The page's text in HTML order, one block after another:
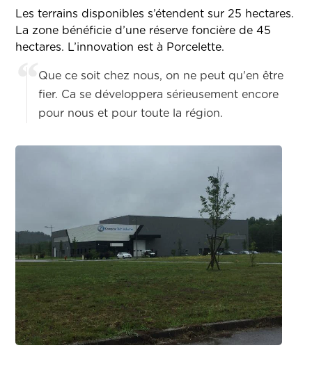
Les terrains disponibles s’étendent sur 25 hectares.
La zone bénéficie d’une réserve foncière de 45
hectares. L’innovation est à Porcelette.
Que ce soit chez nous, on ne peut qu'en être
fier. Ca se développera sérieusement encore
pour nous et pour toute la région.